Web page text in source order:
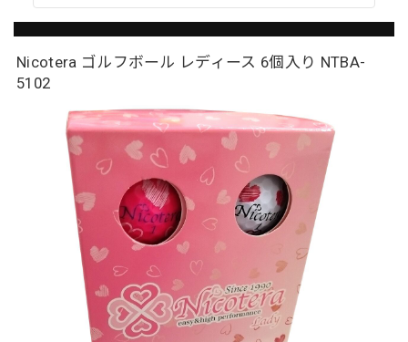
Nicotera ゴルフボール レディース 6個入り NTBA-
5102